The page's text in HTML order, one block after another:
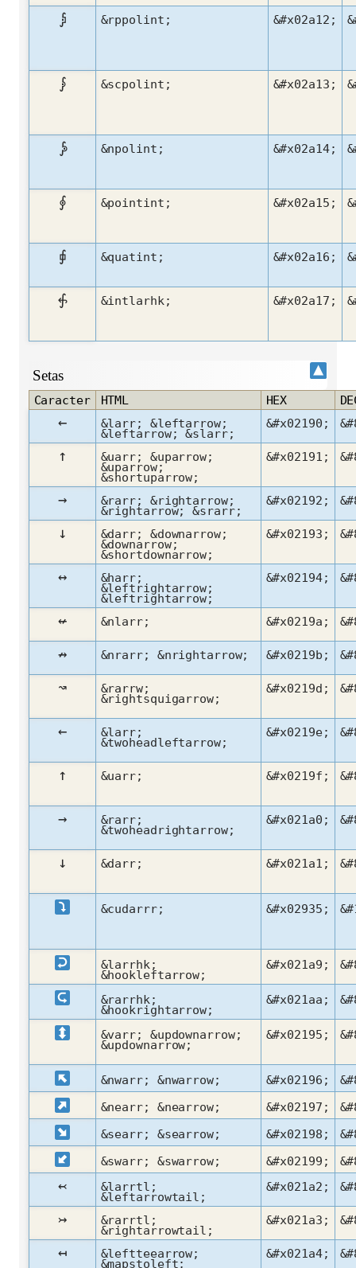
⨒ &rppolint; &#x02a12;
⨓ &scpolint; &#x02a13;
⨔ &npolint; &#x02a14;
⨕ &pointint; &#x02a15;
⨖ &quatint; &#x02a16;
⨗ &intlarhk; &#x02a17;
Setas
Caracter HTML HEX
← &larr; &leftarrow;
&leftarrow; &slarr;
&#x02190;
↑ &uarr; &uparrow;
&uparrow;
&shortuparrow;
&#x02191;
→ &rarr; &rightarrow;
&rightarrow; &srarr;
&#x02192;
↓ &darr; &downarrow;
&downarrow;
&shortdownarrow;
&#x02193;
↔ &harr;
&leftrightarrow;
&leftrightarrow;
&#x02194;
↚ &nlarr; &#x0219a;
↛ &nrarr; &nrightarrow; &#x0219b;
↝ &rarrw;
&rightsquigarrow;
&#x0219d;
← &larr;
&twoheadleftarrow;
&#x0219e;
↑ &uarr; &#x0219f;
→ &rarr;
&twoheadrightarrow;
&#x021a0;
↓ &darr; &#x021a1;
&cudarrr; &#x02935;
&larrhk;
&hookleftarrow;
&#x021a9;
&rarrhk;
&hookrightarrow;
&#x021aa;
&varr; &updownarrow;
&updownarrow;
&#x02195;
&nwarr; &nwarrow; &#x02196;
&nearr; &nearrow;
&#x02197;
&searr; &searrow;
&#x02198;
&swarr; &swarrow;
&#x02199;
↢ &larrtl;
&leftarrowtail;
&#x021a2;
↣ &rarrtl;
&rightarrowtail;
&#x021a3;
↤ &leftteearrow;
&mapstoleft;
&#x021a4;